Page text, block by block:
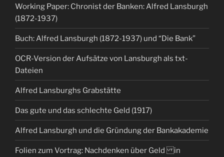
Working Paper: Chronist der Banken: Alfred Lansburgh
(1872-1937)
Buch: Alfred Lansburgh (1872-1937) und “Die Bank”
OCR-Version der Aufsätze von Lansburgh als txt-
Dateien
Alfred Lansburghs Grabstätte
Das gute und das schlechte Geld (1917)
Alfred Lansburgh und die Gründung der Bankakademie
Folien zum Vortrag: Nachdenken über Geld in